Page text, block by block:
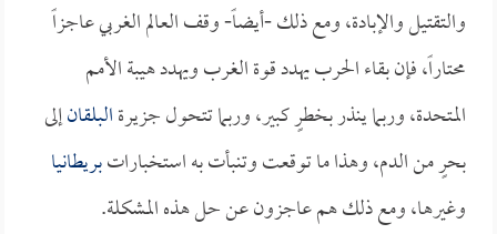
والتقتيل والإبادة، ومع ذلك -أيضاً- وقف العالم الغربي عاجزاً
محتاراً، فإن بقاء الحرب يهدد قوة الغرب ويهدد هيبة الأمم
المتحدة، وربما ينذر بخطرٍ كبير، وربما تتحول جزيرةالبلقانإلى
بحرٍ من الدم، وهذا ما توقعت وتنبأت به استخباراتبريطانيا
وغيرها، ومع ذلك هم عاجزون عن حل هذه المشكلة.